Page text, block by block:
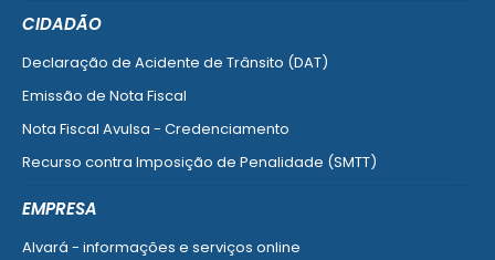
CIDADÃO
Declaração de Acidente de Trânsito (DAT)
Emissão de Nota Fiscal
Nota Fiscal Avulsa - Credenciamento
Recurso contra Imposição de Penalidade (SMTT)
EMPRESA
Alvará - informações e serviços online